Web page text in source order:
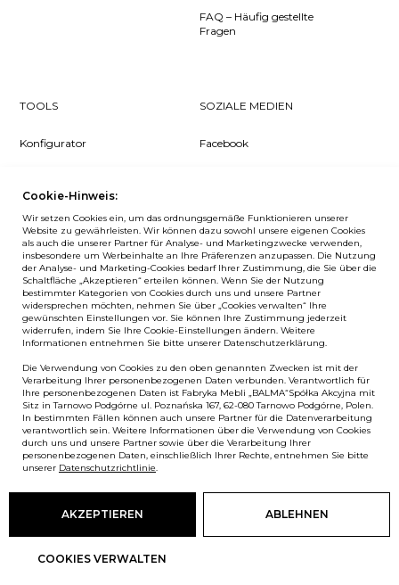
FAQ – Häufig gestellte
Fragen
TOOLS
Konfigurator
Downloads
Log in
SOZIALE MEDIEN
Facebook
LinkedIn
NEWSLETTER
Wenn Sie als Erster über Neuigkeiten bei Balma informiert
Newsletter!
ANMELDEN
European Union
Cookie-Hinweis:
Wir setzen Cookies ein, um das ordnungsgemäße Funktionieren unserer
Website zu gewährleisten. Wir können dazu sowohl unsere eigenen Cookies
als auch die unserer Partner für Analyse- und Marketingzwecke verwenden,
insbesondere um Werbeinhalte an Ihre Präferenzen anzupassen. Die Nutzung
der Analyse- und Marketing-Cookies bedarf Ihrer Zustimmung, die Sie über die
Schaltfläche „Akzeptieren“ erteilen können. Wenn Sie der Nutzung
bestimmter Kategorien von Cookies durch uns und unsere Partner
widersprechen möchten, nehmen Sie über „Cookies verwalten“ Ihre
gewünschten Einstellungen vor. Sie können Ihre Zustimmung jederzeit
widerrufen, indem Sie Ihre Cookie-Einstellungen ändern. Weitere
Informationen entnehmen Sie bitte unserer Datenschutzerklärung.
Die Verwendung von Cookies zu den oben genannten Zwecken ist mit der
Verarbeitung Ihrer personenbezogenen Daten verbunden. Verantwortlich für
Ihre personenbezogenen Daten ist Fabryka Mebli „BALMA“Spółka Akcyjna mit
Sitz in Tarnowo Podgórne ul. Poznańska 167, 62-080 Tarnowo Podgórne, Polen.
In bestimmten Fällen können auch unsere Partner für die Datenverarbeitung
verantwortlich sein. Weitere Informationen über die Verwendung von Cookies
durch uns und unsere Partner sowie über die Verarbeitung Ihrer
personenbezogenen Daten, einschließlich Ihrer Rechte, entnehmen Sie bitte
unserer Datenschutzrichtlinie.
AKZEPTIEREN ABLEHNEN
COOKIES VERWALTEN